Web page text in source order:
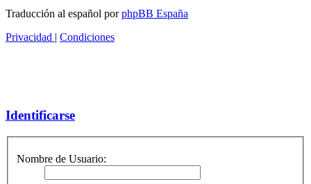
Traducción al español porphpBB España
Privacidad | Condiciones
Identificarse
Nombre de Usuario: